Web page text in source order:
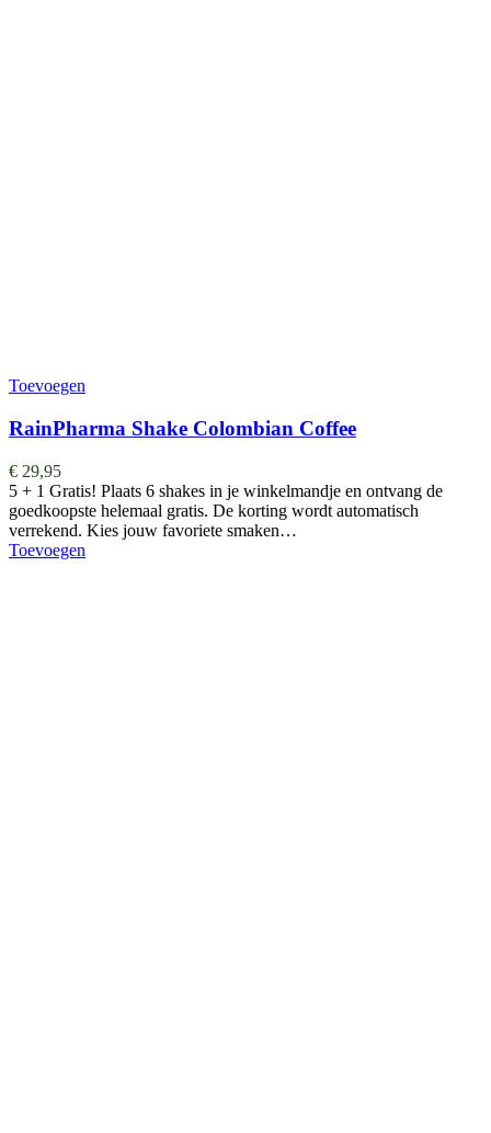
Toevoegen
RainPharma Shake Colombian Coffee
€ 29,95
5 + 1 Gratis! Plaats 6 shakes in je winkelmandje en ontvang de
goedkoopste helemaal gratis. De korting wordt automatisch
verrekend. Kies jouw favoriete smaken…
Toevoegen